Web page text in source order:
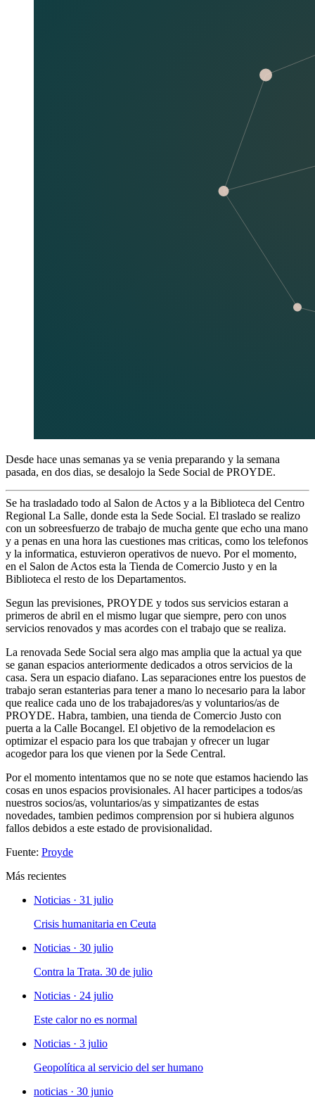
Desde hace unas semanas ya se venia preparando y la semana
pasada, en dos dias, se desalojo la Sede Social de PROYDE.
Se ha trasladado todo al Salon de Actos y a la Biblioteca del Centro
Regional La Salle, donde esta la Sede Social. El traslado se realizo
con un sobreesfuerzo de trabajo de mucha gente que echo una mano
y a penas en una hora las cuestiones mas criticas, como los telefonos
y la informatica, estuvieron operativos de nuevo. Por el momento,
en el Salon de Actos esta la Tienda de Comercio Justo y en la
Biblioteca el resto de los Departamentos.
Segun las previsiones, PROYDE y todos sus servicios estaran a
primeros de abril en el mismo lugar que siempre, pero con unos
servicios renovados y mas acordes con el trabajo que se realiza.
La renovada Sede Social sera algo mas amplia que la actual ya que
se ganan espacios anteriormente dedicados a otros servicios de la
casa. Sera un espacio diafano. Las separaciones entre los puestos de
trabajo seran estanterias para tener a mano lo necesario para la labor
que realice cada uno de los trabajadores/as y voluntarios/as de
PROYDE. Habra, tambien, una tienda de Comercio Justo con
puerta a la Calle Bocangel. El objetivo de la remodelacion es
optimizar el espacio para los que trabajan y ofrecer un lugar
acogedor para los que vienen por la Sede Central.
Por el momento intentamos que no se note que estamos haciendo las
cosas en unos espacios provisionales. Al hacer participes a todos/as
nuestros socios/as, voluntarios/as y simpatizantes de estas
novedades, tambien pedimos comprension por si hubiera algunos
fallos debidos a este estado de provisionalidad.
Fuente: Proyde
Más recientes
Noticias · 31 julio
Crisis humanitaria en Ceuta
Noticias · 30 julio
Contra la Trata. 30 de julio
Noticias · 24 julio
Este calor no es normal
Noticias · 3 julio
Geopolítica al servicio del ser humano
noticias · 30 junio